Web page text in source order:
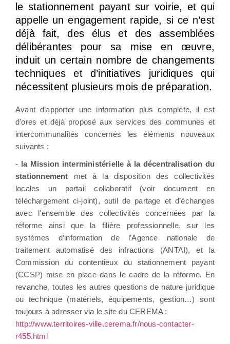
le stationnement payant sur voirie, et qui
appelle un engagement rapide, si ce n’est
déjà fait, des élus et des assemblées
délibérantes pour sa mise en œuvre,
induit un certain nombre de changements
techniques et d’initiatives juridiques qui
nécessitent plusieurs mois de préparation.
Avant d’apporter une information plus complète, il est
d'ores et déjà proposé aux services des communes et
intercommunalités concernés les éléments nouveaux
suivants :
- la Mission interministérielle à la décentralisation du
stationnement met à la disposition des collectivités
locales un portail collaboratif (voir document en
téléchargement ci-joint), outil de partage et d’échanges
avec l’ensemble des collectivités concernées par la
réforme ainsi que la filière professionnelle, sur les
systèmes d’information de l’Agence nationale de
traitement automatisé des infractions (ANTAI), et la
Commission du contentieux du stationnement payant
(CCSP) mise en place dans le cadre de la réforme. En
revanche, toutes les autres questions de nature juridique
ou technique (matériels, équipements, gestion…) sont
toujours à adresser via le site du CEREMA :
http://www.territoires-ville.cerema.fr/nous-contacter-
r455.html